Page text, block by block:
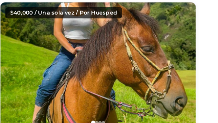
$40,000 / Una sola vez / Por Huesped